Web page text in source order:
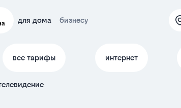
для дома бизнесу
все тарифы интернет